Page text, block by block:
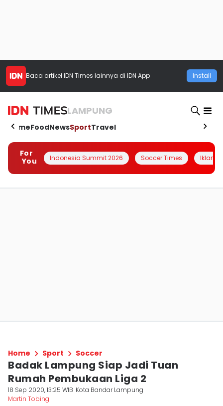
Baca artikel IDN Times lainnya di IDN App Install
LAMPUNG
HomeFoodNewsSportTravel
For
You
Indonesia Summit 2026 Soccer Times Iklanin
Home Sport Soccer
Badak Lampung Siap Jadi Tuan
Rumah Pembukaan Liga 2
18 Sep 2020, 13:25 WIB Kota Bandar Lampung
Martin Tobing